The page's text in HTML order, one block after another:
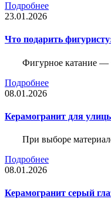
Подробнее
23.01.2026
Что подарить
Фигурное катание —
Подробнее
08.01.2026
Керамогранит для
При выборе
Подробнее
08.01.2026
Керамогранит серый